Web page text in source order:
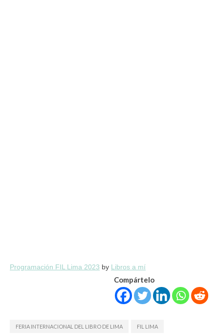
Programación FIL Lima 2023 by Libros a mí
Compártelo
FERIA INTERNACIONAL DEL LIBRO DE LIMA FIL LIMA